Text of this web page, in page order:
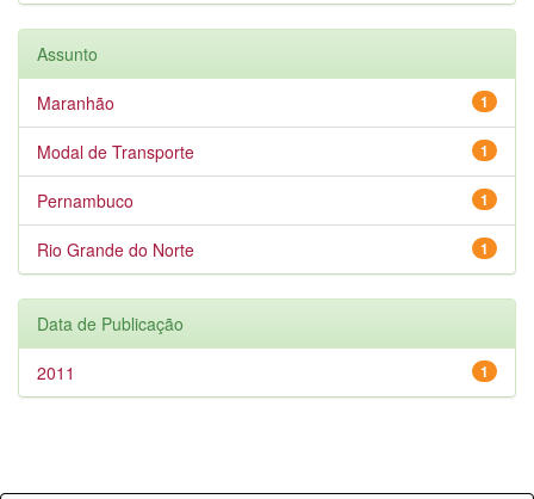
Assunto
1
Maranhão
1
Modal de Transporte
1
Pernambuco
1
Rio Grande do Norte
Data de Publicação
1
2011